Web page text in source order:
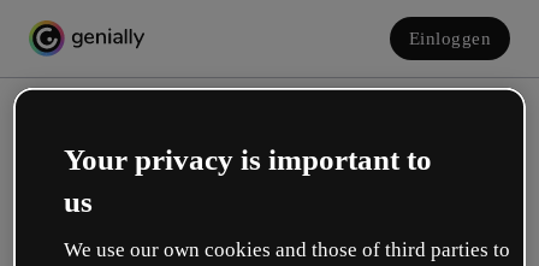
Einloggen
Your privacy is important to
us
We use our own cookies and those of third parties to